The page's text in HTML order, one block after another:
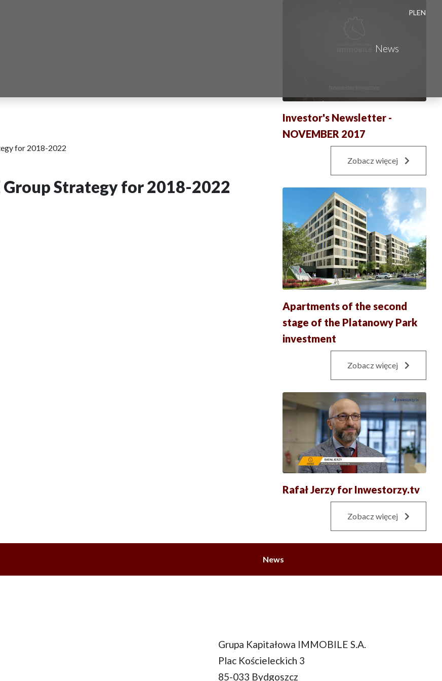
News
PL EN
for 2018-2022
Strategy for 2018-2022
Investor's Newsletter -
NOVEMBER 2017
Zobacz więcej
Apartments of the second
stage of the Platanowy Park
investment
Zobacz więcej
Rafał Jerzy for Inwestorzy.tv
Zobacz więcej
News
Grupa Kapitałowa IMMOBILE S.A.
Plac Kościeleckich 3
85-033 Bydgoszcz